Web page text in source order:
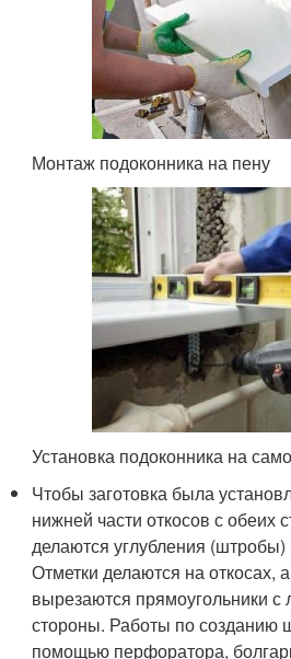
Монтаж подоконника на пену
Установка подоконника на
Чтобы заготовка была
нижней части откосов с обеих
делаются углубления
Отметки делаются на откосах,
вырезаются прямоугольники с
стороны. Работы по созданию
помощью перфоратора,